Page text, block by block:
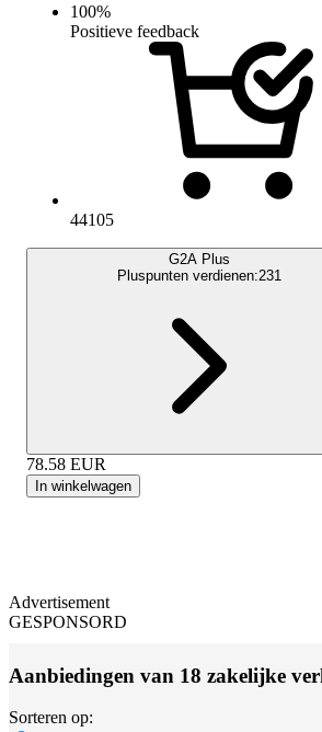
100%
Positieve feedback
44105
G2A Plus
Pluspunten verdienen:231
78.58 EUR
In winkelwagen
Advertisement
GESPONSORD
Aanbiedingen van 18 zakelijke
Sorteren op: